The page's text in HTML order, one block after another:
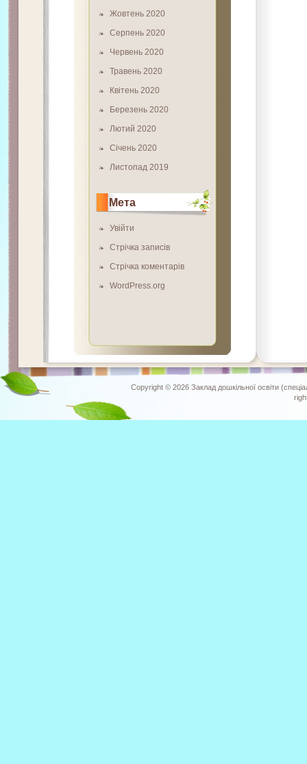
Жовтень 2020
Серпень 2020
Червень 2020
Травень 2020
Квітень 2020
Березень 2020
Лютий 2020
Січень 2020
Листопад 2019
Мета
Увійти
Стрічка записів
Стрічка коментарів
WordPress.org
Copyright © 2026 Заклад дошкільної освіти